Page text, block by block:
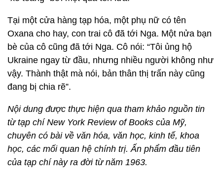
Tại một cửa hàng tạp hóa, một phụ nữ có tên
Oxana cho hay, con trai cô đã tới Nga. Một nửa bạn
bè của cô cũng đã tới Nga. Cô nói: “Tôi ủng hộ
Ukraine ngay từ đầu, nhưng nhiều người không như
vậy. Thành thật mà nói, bản thân thị trấn này cũng
đang bị chia rẽ”.
Nội dung được thực hiện qua tham khảo nguồn tin
từ tạp chí New York Review of Books của Mỹ,
chuyên có bài về văn hóa, văn học, kinh tế, khoa
học, các mối quan hệ chính trị. Ấn phẩm đầu tiên
của tạp chí này ra đời từ năm 1963.